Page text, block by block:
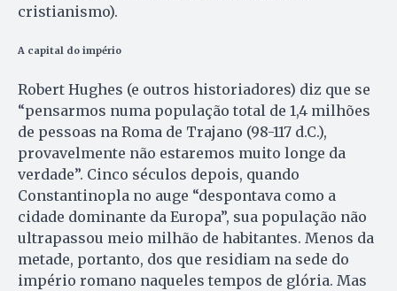
cristianismo).
A capital do império
Robert Hughes (e outros historiadores) diz que se
“pensarmos numa população total de 1,4 milhões
de pessoas na Roma de Trajano (98-117 d.C.),
provavelmente não estaremos muito longe da
verdade”. Cinco séculos depois, quando
Constantinopla no auge “despontava como a
cidade dominante da Europa”, sua população não
ultrapassou meio milhão de habitantes. Menos da
metade, portanto, dos que residiam na sede do
império romano naqueles tempos de glória. Mas